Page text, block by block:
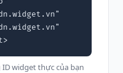
ID widget thực của bạn